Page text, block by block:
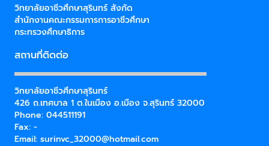
วิทยาลัยอาชีวศึกษาสุรินทร์ สังกัด
สำนักงานคณะกรรมการการอาชีวศึกษา
กระทรวงศึกษาธิการ
สถานที่ติดต่อ
วิทยาลัยอาชีวศึกษาสุรินทร์
426 ถ.เทศบาล 1 ต.ในเมือง อ.เมือง จ.สุรินทร์ 32000
Phone: 044511191
Fax: -
Email: surinvc_32000@hotmail.com